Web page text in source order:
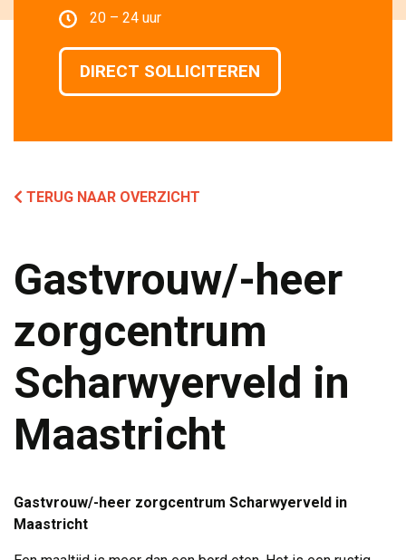
20 – 24 uur
DIRECT SOLLICITEREN
TERUG NAAR OVERZICHT
Gastvrouw/-heer
zorgcentrum
Scharwyerveld in
Maastricht
Gastvrouw/-heer zorgcentrum Scharwyerveld in
Maastricht